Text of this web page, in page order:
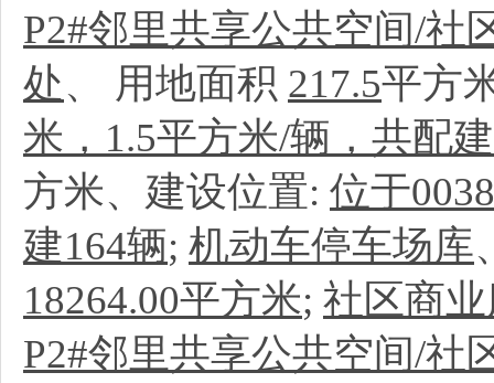
P2#邻里共享公共空间/社
处、 用地面积 217.5平方
米，1.5平方米/辆，共配
方米、建设位置: 位于
建164辆; 机动车停车场库
18264.00平方米; 社区商
P2#邻里共享公共空间/社